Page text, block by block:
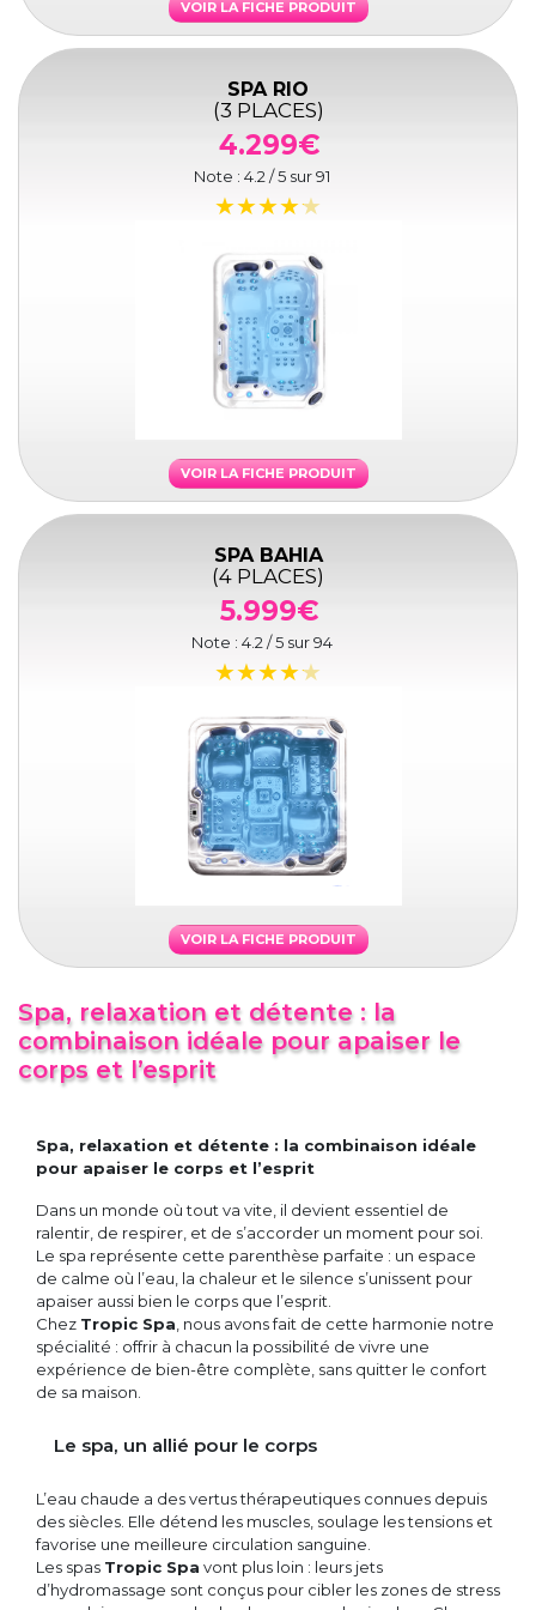
VOIR LA FICHE PRODUIT
SPA RIO
(3 PLACES)
4.299€
Note : 4.2 / 5 sur91
VOIR LA FICHE PRODUIT
SPA BAHIA
(4 PLACES)
5.999€
Note : 4.2 / 5 sur94
VOIR LA FICHE PRODUIT
Spa, relaxation et détente : la
combinaison idéale pour apaiser le
corps et l’esprit
Spa, relaxation et détente : la combinaison idéale
pour apaiser le corps et l’esprit
Dans un monde où tout va vite, il devient essentiel de
ralentir, de respirer, et de s’accorder un moment pour soi.
Le spa représente cette parenthèse parfaite : un espace
de calme où l’eau, la chaleur et le silence s’unissent pour
apaiser aussi bien le corps que l’esprit.
Chez Tropic Spa , nous avons fait de cette harmonie notre
spécialité : offrir à chacun la possibilité de vivre une
expérience de bien-être complète, sans quitter le confort
de sa maison.
Le spa, un allié pour le corps
L’eau chaude a des vertus thérapeutiques connues depuis
des siècles. Elle détend les muscles, soulage les tensions et
favorise une meilleure circulation sanguine.
Les spas Tropic Spa vont plus loin : leurs jets
d’hydromassage sont conçus pour cibler les zones de stress